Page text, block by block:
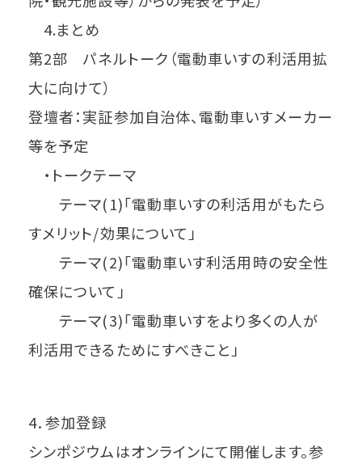
4.まとめ
第2部 パネルトーク（電動車いすの利活用拡
大に向けて）
登壇者：実証参加自治体、電動車いすメーカー
等を予定
・トークテーマ
テーマ(1)「電動車いすの利活用がもたら
すメリット/効果について」
テーマ(2)「電動車いす利活用時の安全性
確保について」
テーマ(3)「電動車いすをより多くの人が
利活用できるためにすべきこと」
4．参加登録
シンポジウムはオンラインにて開催します。参